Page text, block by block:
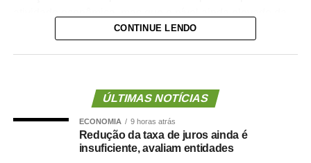
taxa mantém o crédito caro e atrasa investimentos.
das empresas brasileiras de ganhar produtividade e
competir nos mercados interno e externo. Esse quadro se
reflete no desempenho da indústria de transformação,
que cresceu apenas 0,4% no primeiro semestre do ano,
CONTINUE LENDO
ÚLTIMAS NOTÍCIAS
ECONOMIA 9 horas atrás
Redução da taxa de juros ainda é
insuficiente, avaliam entidades